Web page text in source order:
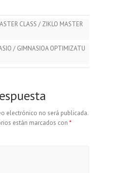
CLASS / ZIKLO MASTER
/ GIMNASIOA OPTIMIZATU
electrónico no será publicada.
están marcados con *